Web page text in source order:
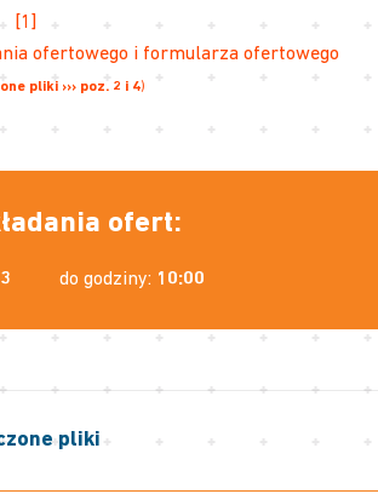
[1]
ofertowego i formularza ofertowego
pliki ››› poz. 2 i 4)
ofert:
do godziny: 10:00
pliki